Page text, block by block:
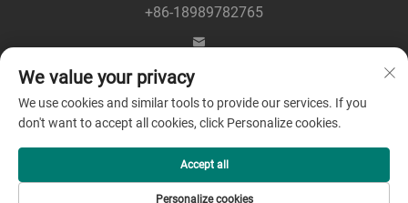
+86-18989782765
Copyright © 2025 by Zhejiang Greenpower Electric Co., Ltd
We value your privacy
We use cookies and similar tools to provide our services. If you
don't want to accept all cookies, click Personalize cookies.
Personalize cookies
Accept all